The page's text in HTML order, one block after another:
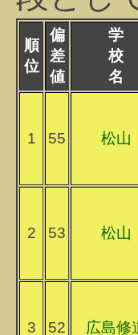
順
位
偏
差
値
学
校
名
1 55 松山
2 53 松山
3 52 広島修